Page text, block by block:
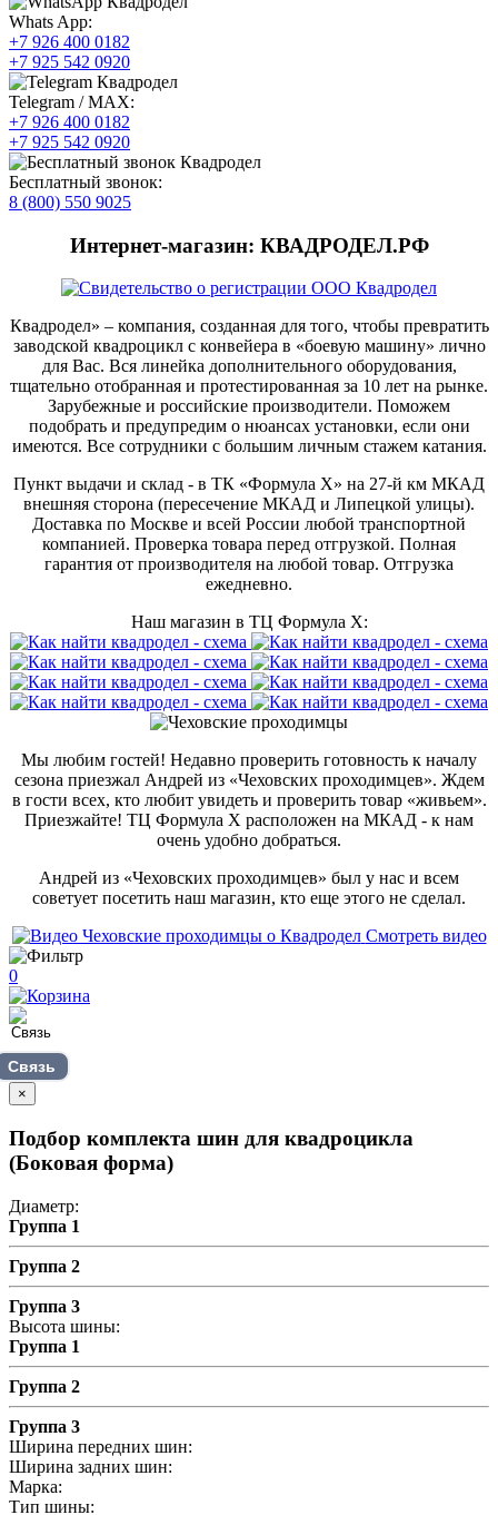
Whats App:
+7 926 400 0182
+7 925 542 0920
Telegram / MAX:
+7 926 400 0182
+7 925 542 0920
Бесплатный звонок:
8 (800) 550 9025
Интернет-магазин: КВАДРОДЕЛ.РФ
Квадродел» – компания, созданная для того, чтобы превратить
заводской квадроцикл с конвейера в «боевую машину» лично
для Вас. Вся линейка дополнительного оборудования,
тщательно отобранная и протестированная за 10 лет на рынке.
Зарубежные и российские производители. Поможем
подобрать и предупредим о нюансах установки, если они
имеются. Все сотрудники с большим личным стажем катания.
Пункт выдачи и склад - в ТК «Формула X» на 27-й км МКАД
внешняя сторона (пересечение МКАД и Липецкой улицы).
Доставка по Москве и всей России любой транспортной
компанией. Проверка товара перед отгрузкой. Полная
гарантия от производителя на любой товар. Отгрузка
ежедневно.
Наш магазин в ТЦ Формула Х:
Мы любим гостей! Недавно проверить готовность к началу
сезона приезжал Андрей из «Чеховских проходимцев». Ждем
в гости всех, кто любит увидеть и проверить товар «живьем».
Приезжайте! ТЦ Формула Х расположен на МКАД - к нам
очень удобно добраться.
Андрей из «Чеховских проходимцев» был у нас и всем
советует посетить наш магазин, кто еще этого не сделал.
Смотреть видео
0
Связь
×
Подбор комплекта шин для квадроцикла
(Боковая форма)
Диаметр:
Группа 1
Группа 2
Группа 3
Высота шины:
Группа 1
Группа 2
Группа 3
Ширина передних шин:
Ширина задних шин:
Марка:
Тип шины: